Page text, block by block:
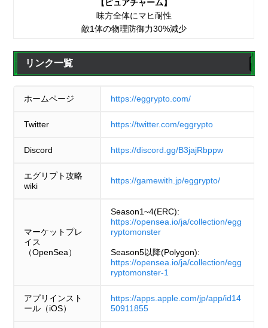
【ピュアチャーム】
味方全体にマヒ耐性
敵1体の物理防御力30%減少
リンク一覧
ホームページ https://eggrypto.com/
Twitter https://twitter.com/eggrypto
Discord https://discord.gg/B3jajRbppw
エグリプト攻略
wiki
https://gamewith.jp/eggrypto/
マーケットプレ
イス
（OpenSea）
Season1~4(ERC):
https://opensea.io/ja/collection/egg
ryptomonster
Season5以降(Polygon):
https://opensea.io/ja/collection/egg
ryptomonster-1
アプリインスト
ール（iOS）
https://apps.apple.com/jp/app/id14
50911855